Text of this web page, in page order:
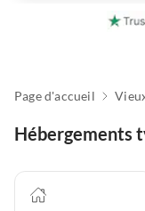
Page d'accueil
Hébergements